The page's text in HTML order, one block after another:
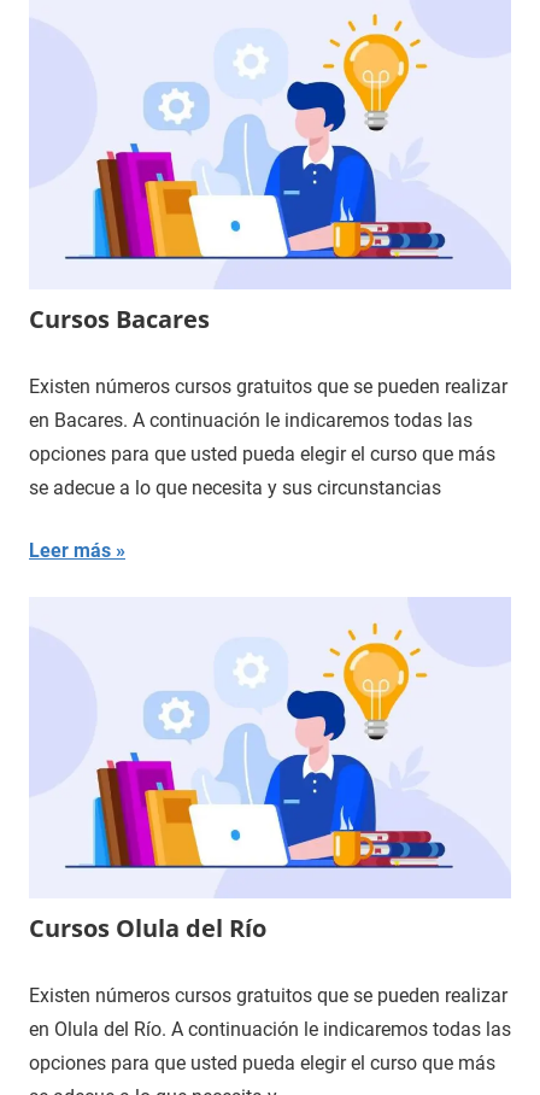
Cursos Bacares
Existen números cursos gratuitos que se pueden realizar
en Bacares. A continuación le indicaremos todas las
opciones para que usted pueda elegir el curso que más
se adecue a lo que necesita y sus circunstancias
Leer más
Cursos Olula del Río
Existen números cursos gratuitos que se pueden realizar
en Olula del Río. A continuación le indicaremos todas las
opciones para que usted pueda elegir el curso que más